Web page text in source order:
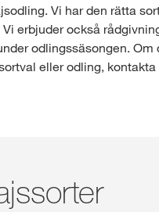
Vi har den rätta
erbjuder också
odlingssäsongen. Om
eller odling,